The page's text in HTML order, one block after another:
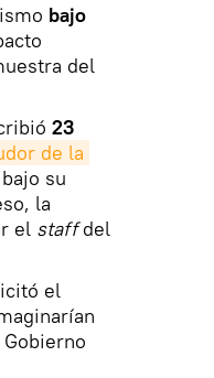
bajo
del
23
de la
su
la
el staffdel
el